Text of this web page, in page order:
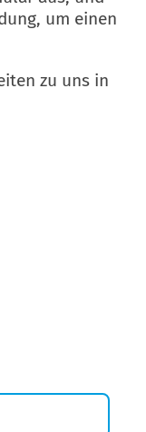
um einen
zu uns in